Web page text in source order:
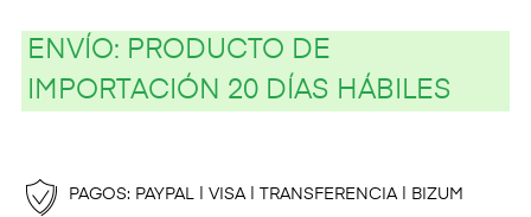
ENVÍO: PRODUCTO DE
IMPORTACIÓN 20 DÍAS HÁBILES
PAGOS: PAYPAL | VISA | TRANSFERENCIA | BIZUM